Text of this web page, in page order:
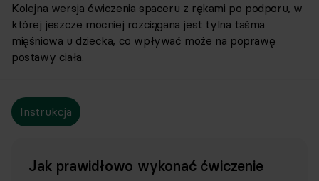
Kolejna wersja ćwiczenia spaceru z rękami po podporu, w
której jeszcze mocniej rozciągana jest tylna taśma
mięśniowa u dziecka, co wpływać może na poprawę
postawy ciała.
Instrukcja
Jak prawidłowo wykonać ćwiczenie